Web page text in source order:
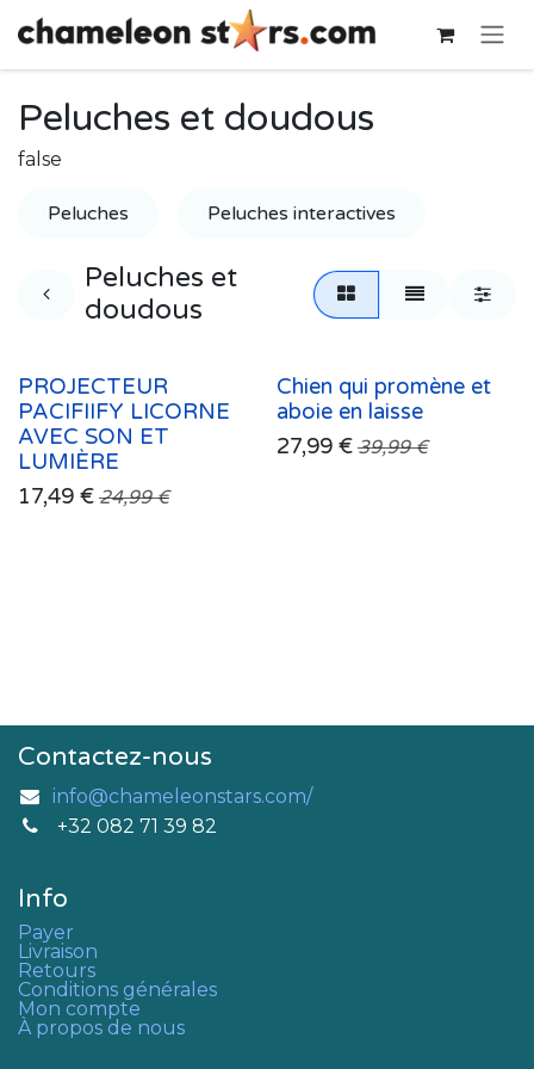
Se rendre au contenu
Peluches et doudous
false
Peluches Peluches interactives
Peluches et
doudous
PROJECTEUR
PACIFIIFY LICORNE
AVEC SON ET
LUMIÈRE
17,49 € 24,99€
Chien qui promène et
aboie en laisse
27,99€ 39,99€
Contactez-nous
info@chameleonstars.com/
+32 082 71 39 82
Info
Payer
Livraison
Retours
Conditions générales
Mon compte
À propos de nous